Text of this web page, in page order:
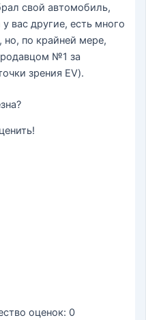
свой автомобиль,
вас другие, есть много
по крайней мере,
№1 за
зрения EV).
оценок: 0